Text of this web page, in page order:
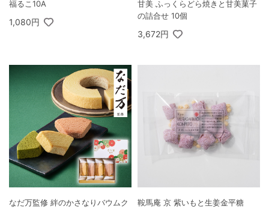
福るこ10A
1,080円
甘美 ふっくらどら焼きと甘美菓子
の詰合せ 10個
3,672円
なだ万監修 絆のかさなりバウムク
鞍馬庵 京 紫いもと生姜金平糖